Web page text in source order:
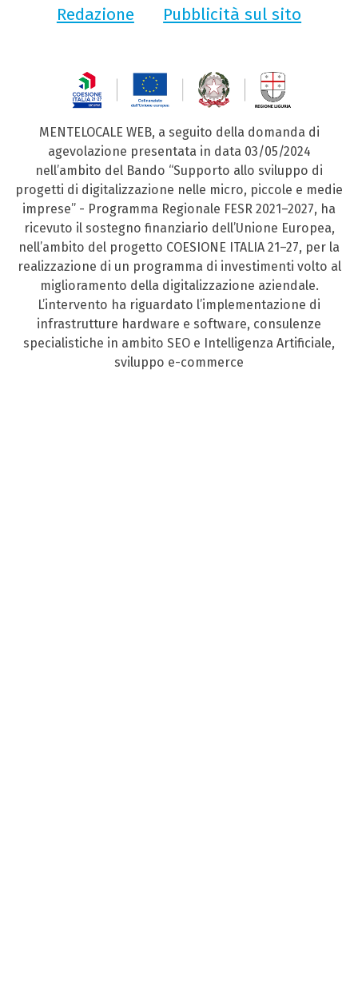
Redazione
Pubblicità sul sito
MENTELOCALE WEB, a seguito della domanda di
agevolazione presentata in data 03/05/2024
nell’ambito del Bando “Supporto allo sviluppo di
progetti di digitalizzazione nelle micro, piccole e medie
imprese” - Programma Regionale FESR 2021–2027, ha
ricevuto il sostegno finanziario dell’Unione Europea,
nell’ambito del progetto COESIONE ITALIA 21–27, per la
realizzazione di un programma di investimenti volto al
miglioramento della digitalizzazione aziendale.
L’intervento ha riguardato l’implementazione di
infrastrutture hardware e software, consulenze
specialistiche in ambito SEO e Intelligenza Artificiale,
sviluppo e-commerce